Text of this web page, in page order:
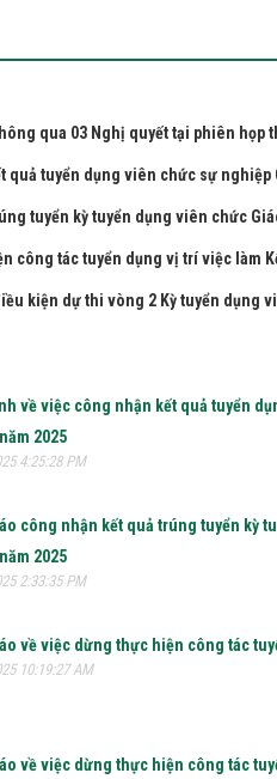
qua 03 Nghị quyết tại phiên họp
quả tuyển dụng viên chức sự
tuyển kỳ tuyển dụng viên chức
công tác tuyển dụng vị trí việc làm
kiện dự thi vòng 2 Kỳ tuyển dụng
về việc công nhận kết quả tuyển
2025
4:25:28 PM
công nhận kết quả trúng tuyển kỳ
2025
2:33:35 PM
về việc dừng thực hiện công tác
10:19:27 AM
về việc dừng thực hiện công tác